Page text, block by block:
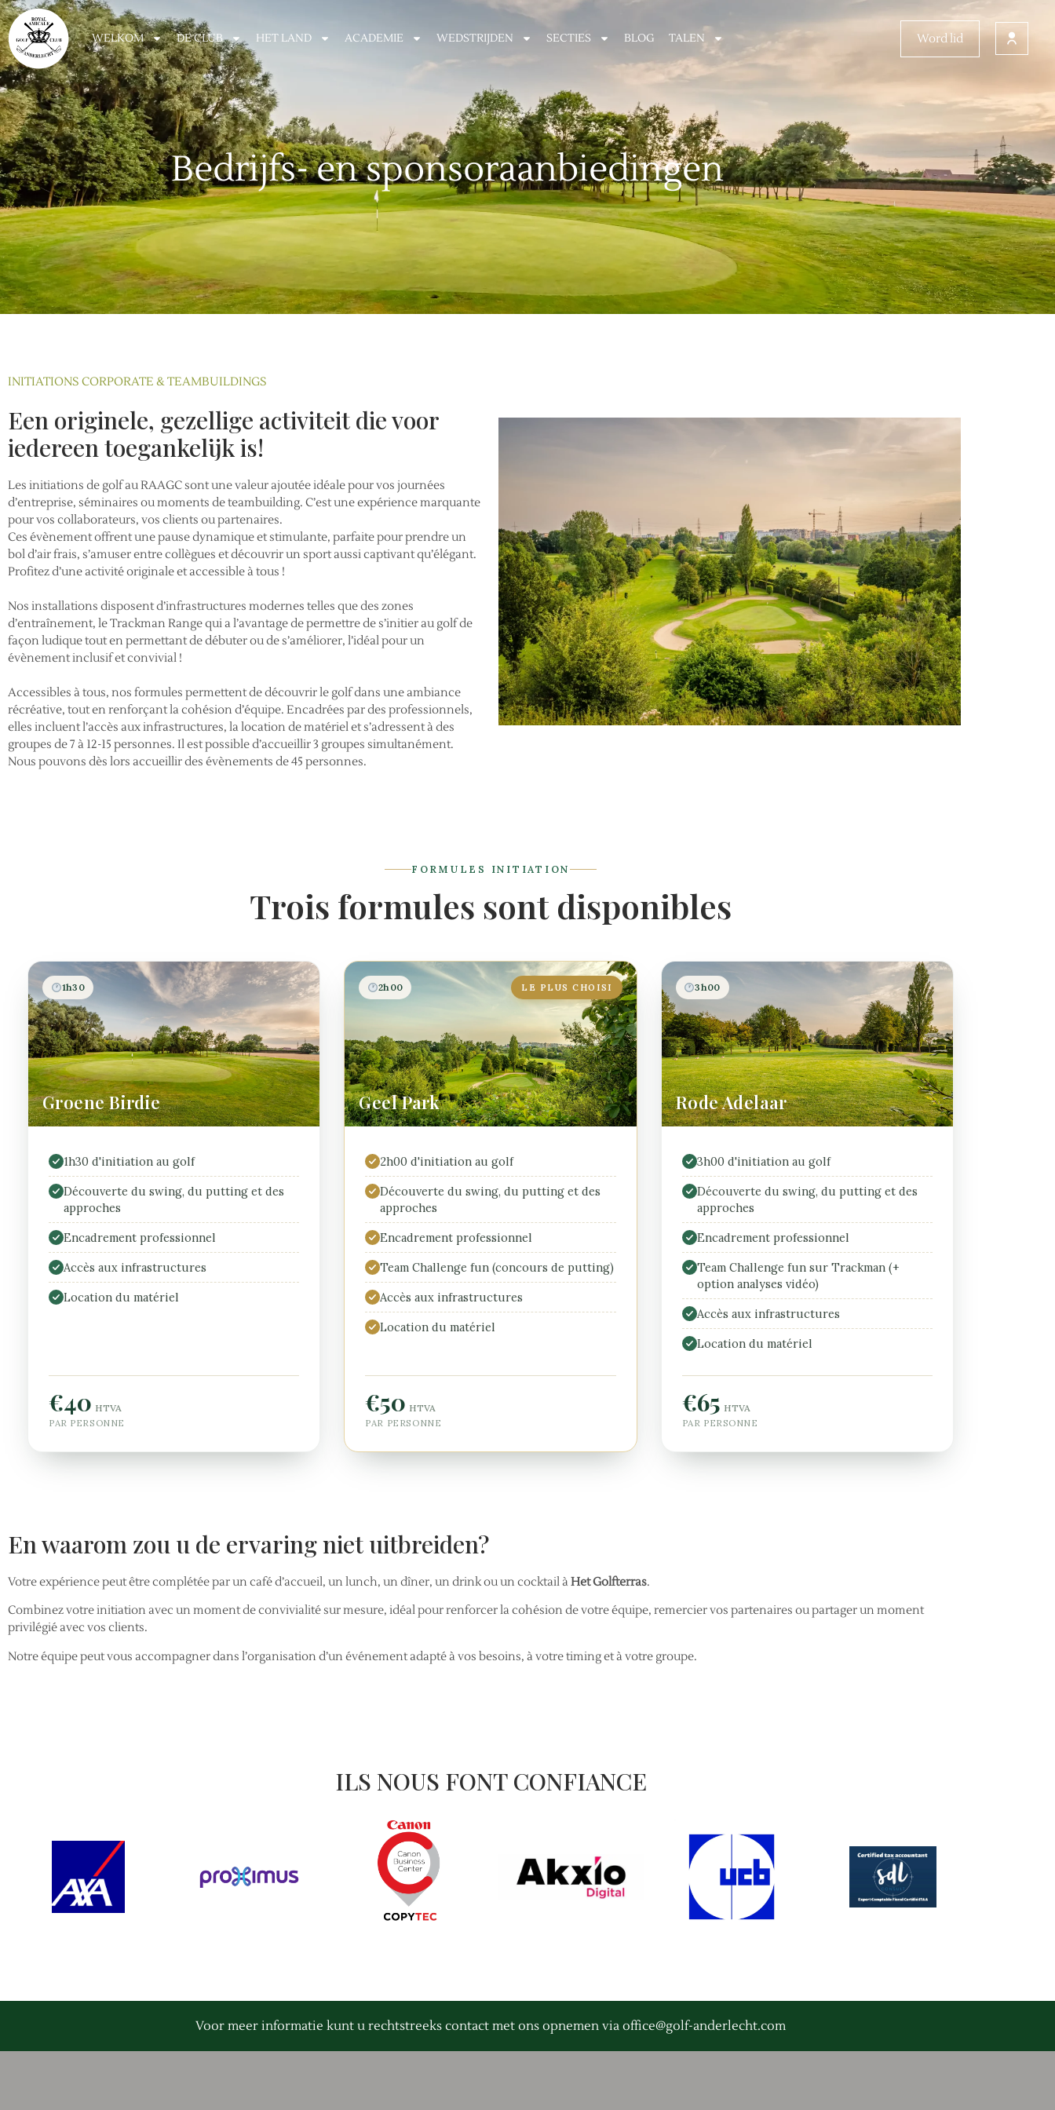
WELKOM DE CLUB HET LAND ACADEMIE WEDSTRIJDEN SECTIES BLOG TALEN Word lid
Bedrijfs- en sponsoraanbiedingen
INITIATIONS CORPORATE & TEAMBUILDINGS
Een originele, gezellige activiteit die voor
iedereen toegankelijk is!
Les initiations de golf au RAAGC sont une valeur ajoutée idéale pour vos journées
d’entreprise, séminaires ou moments de teambuilding. C’est une expérience marquante
pour vos collaborateurs, vos clients ou partenaires.
Ces évènement offrent une pause dynamique et stimulante, parfaite pour prendre un
bol d’air frais, s’amuser entre collègues et découvrir un sport aussi captivant qu’élégant.
Profitez d’une activité originale et accessible à tous !
Nos installations disposent d’infrastructures modernes telles que des zones
d’entraînement, le Trackman Range qui a l’avantage de permettre de s’initier au golf de
façon ludique tout en permettant de débuter ou de s’améliorer, l’idéal pour un
évènement inclusif et convivial !
Accessibles à tous, nos formules permettent de découvrir le golf dans une ambiance
récréative, tout en renforçant la cohésion d’équipe. Encadrées par des professionnels,
elles incluent l’accès aux infrastructures, la location de matériel et s’adressent à des
groupes de 7 à 12-15 personnes. Il est possible d’accueillir 3 groupes simultanément.
Nous pouvons dès lors accueillir des évènements de 45 personnes.
FORMULES INITIATION
Trois formules sont disponibles
1h30
Groene Birdie
1h30 d'initiation au golf
Découverte du swing, du putting et des
approches
Encadrement professionnel
Accès aux infrastructures
Location du matériel
€40 HTVA
PAR PERSONNE
LE PLUS CHOISI
2h00
Geel Park
2h00 d'initiation au golf
Découverte du swing, du putting et des
approches
Encadrement professionnel
Team Challenge fun (concours de putting)
Accès aux infrastructures
Location du matériel
€50 HTVA
PAR PERSONNE
3h00
Rode Adelaar
3h00 d'initiation au golf
Découverte du swing, du putting et des
approches
Encadrement professionnel
Team Challenge fun sur Trackman (+
option analyses vidéo)
Accès aux infrastructures
Location du matériel
€65 HTVA
PAR PERSONNE
En waarom zou u de ervaring niet uitbreiden?
Votre expérience peut être complétée par un café d’accueil, un lunch, un dîner, un drink ou un cocktail à Het Golfterras.
Combinez votre initiation avec un moment de convivialité sur mesure, idéal pour renforcer la cohésion de votre équipe, remercier vos partenaires ou partager un moment
privilégié avec vos clients.
Notre équipe peut vous accompagner dans l’organisation d’un événement adapté à vos besoins, à votre timing et à votre groupe.
ILS NOUS FONT CONFIANCE
Voor meer informatie kunt u rechtstreeks contact met ons opnemen via office@golf-anderlecht.com